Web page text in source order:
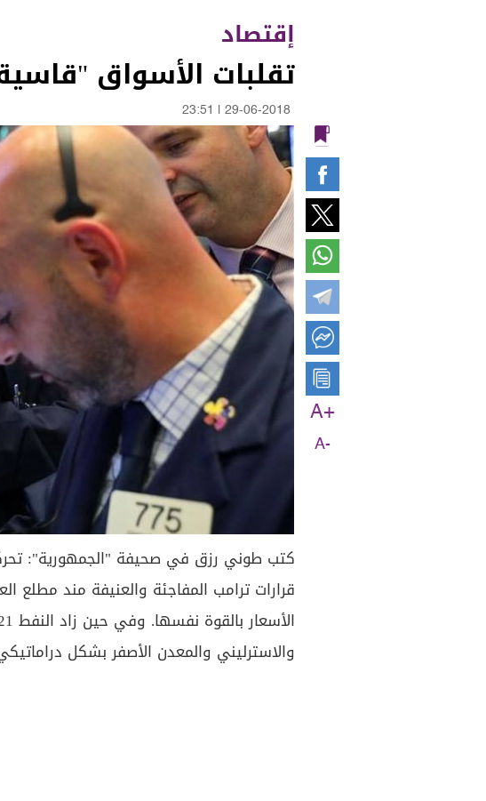
إقتصاد
تقلبات الأسواق "قاسية"
29-06-2018
23:51
A+
A-
كتب طوني رزق في صحيفة "الجمهورية":
والاسترليني والمعدن الأصفر بشكل